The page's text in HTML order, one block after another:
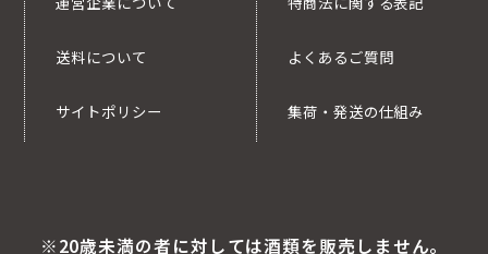
送料について
サイトポリシー
よくあるご質問
集荷・発送の仕組み
※20歳未満の者に対しては酒類を販売しません。